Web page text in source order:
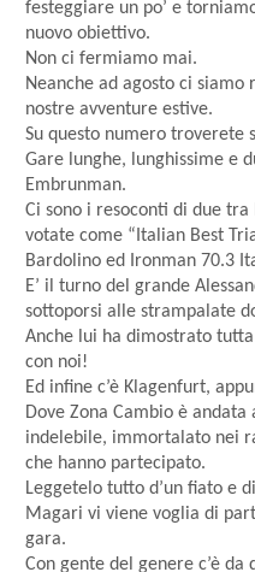
festeggiare un po’ e
nuovo obiettivo.
Non ci fermiamo mai.
Neanche ad agosto ci
nostre avventure estive.
Su questo numero troverete
Gare lunghe, lunghissime e
Embrunman.
Ci sono i resoconti di due
votate come “Italian Best
Bardolino ed Ironman 70.3
E’ il turno del grande
sottoporsi alle strampalate
Anche lui ha dimostrato
con noi!
Ed infine c’è Klagenfurt,
Dove Zona Cambio è
indelebile, immortalato nei
che hanno partecipato.
Leggetelo tutto d’un fiato e
Magari vi viene voglia di
gara.
Con gente del genere c’è da